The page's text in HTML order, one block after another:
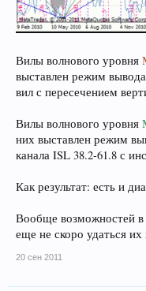
Вилы волнового уровня
выставлен режим
вил с пересечением
Вилы волнового уровня
них выставлен режим
канала ISL 38.2-61.8 с
Как результат: есть и
Вообще возможностей в
еще не скоро удаться их
20 сен 2011